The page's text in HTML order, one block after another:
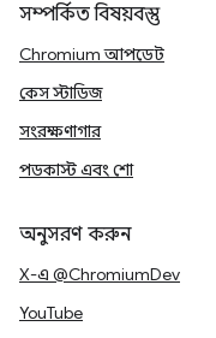
সম্পর্কিত বিষয়বস্তু
Chromium আপডেট
কেস স্টাডিজ
সংরক্ষণাগার
পডকাস্ট এবং শো
অনুসরণ করুন
X-এ @ChromiumDev
YouTube